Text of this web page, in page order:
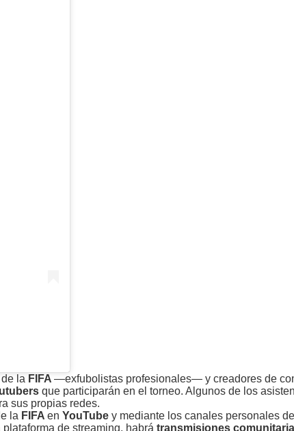
la FIFA —exfubolistas profesionales— y creadores de
que participarán en el torneo. Algunos de los
sus propias redes.
la FIFA en YouTube y mediante los canales personales
de streaming, habrá transmisiones